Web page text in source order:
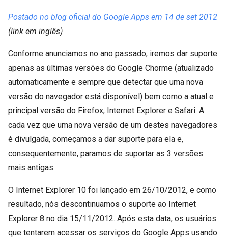
Postado no blog oficial do Google Apps em 14 de set 2012
(link em inglês)
Conforme anunciamos no ano passado, iremos dar suporte
apenas as últimas versões do Google Chorme (atualizado
automaticamente e sempre que detectar que uma nova
versão do navegador está disponível) bem como a atual e
principal versão do Firefox, Internet Explorer e Safari. A
cada vez que uma nova versão de um destes navegadores
é divulgada, começamos a dar suporte para ela e,
consequentemente, paramos de suportar as 3 versões
mais antigas.
O Internet Explorer 10 foi lançado em 26/10/2012, e como
resultado, nós descontinuamos o suporte ao Internet
Explorer 8 no dia 15/11/2012. Após esta data, os usuários
que tentarem acessar os serviços do Google Apps usando